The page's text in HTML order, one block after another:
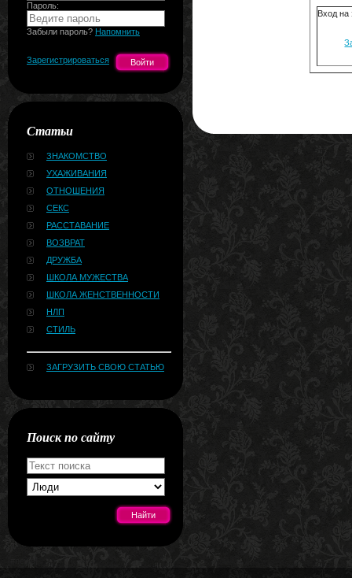
Пароль:
Забыли пароль? Напомнить
Зарегистрироваться
Статьи
ЗНАКОМСТВО
УХАЖИВАНИЯ
ОТНОШЕНИЯ
СЕКС
РАССТАВАНИЕ
ВОЗВРАТ
ДРУЖБА
ШКОЛА МУЖЕСТВА
ШКОЛА ЖЕНСТВЕННОСТИ
НЛП
СТИЛЬ
ЗАГРУЗИТЬ СВОЮ СТАТЬЮ
Поиск по сайту
Вход на